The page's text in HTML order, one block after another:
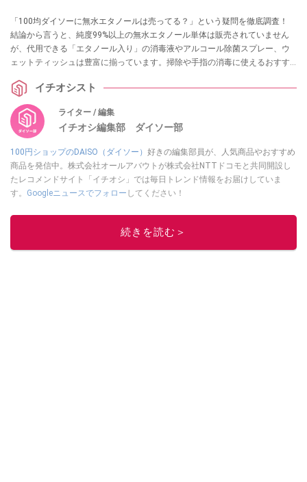
「100均ダイソーに無水エタノールは売ってる？」という疑問を徹底調査！
結論から言うと、純度99%以上の無水エタノール単体は販売されていません
が、代用できる「エタノール入り」の消毒液やアルコール除菌スプレー、ウ
ェットティッシュは豊富に揃っています。掃除や手指の消毒に使えるおすす
イチオシスト
ライター / 編集
イチオシ編集部 ダイソー部
100円ショップのDAISO（ダイソー） 好きの編集部員が、人気商品やおすすめ
商品を発信中。株式会社オールアバウトが株式会社NTTドコモと共同開設し
たレコメンドサイト「イチオシ」では毎日トレンド情報をお届けしていま
す。 Googleニュースでフォロー してください！
このイチオシストの他の記事を読む
続きを読む＞